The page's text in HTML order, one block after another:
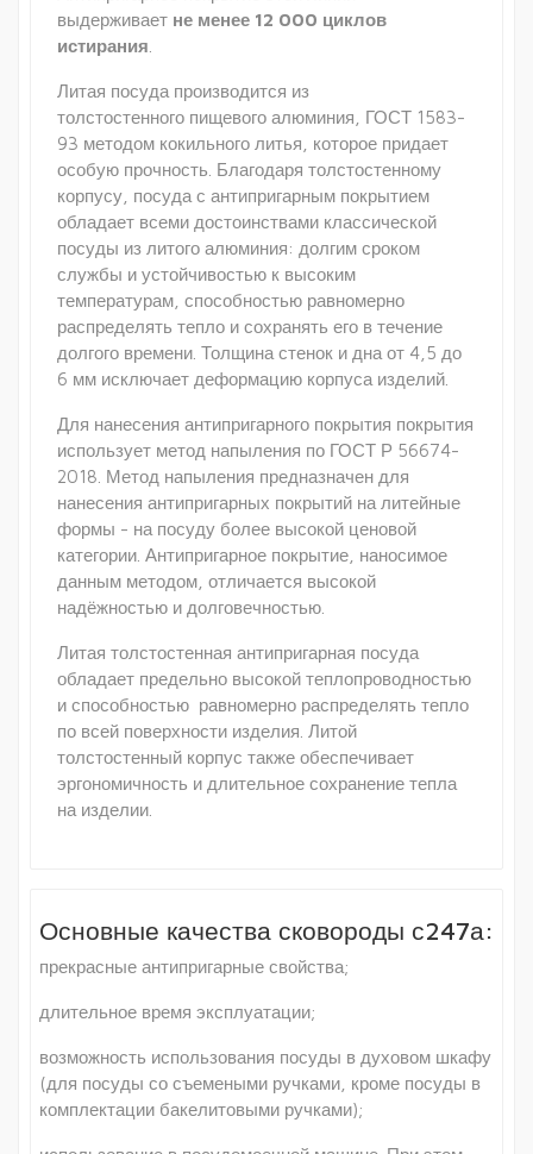
выдерживает не менее 12 000 циклов
истирания
Литая посуда производится из
толстостенного пищевого алюминия, ГОСТ 1583-
93 методом кокильного литья, которое придает
особую прочность. Благодаря толстостенному
корпусу, посуда с антипригарным покрытием
обладает всеми достоинствами классической
посуды из литого алюминия: долгим сроком
службы и устойчивостью к высоким
температурам, способностью равномерно
распределять тепло и сохранять его в течение
долгого времени. Толщина стенок и дна от 4,5 до
6 мм исключает деформацию корпуса изделий.
Для нанесения антипригарного покрытия покрытия
использует метод напыления по ГОСТ Р 56674-
2018. Метод напыления предназначен для
нанесения антипригарных покрытий на литейные
формы - на посуду более высокой ценовой
категории. Антипригарное покрытие, наносимое
данным методом, отличается высокой
надёжностью и долговечностью.
Литая толстостенная антипригарная посуда
обладает предельно высокой теплопроводностью
и способностью равномерно распределять тепло
по всей поверхности изделия. Литой
толстостенный корпус также обеспечивает
эргономичность и длительное сохранение тепла
на изделии.
Основные качества сковороды с247а:
прекрасные антипригарные свойства;
длительное время эксплуатации;
возможность использования посуды в духовом шкафу
(для посуды со съемеными ручками, кроме посуды в
комплектации бакелитовыми ручками);